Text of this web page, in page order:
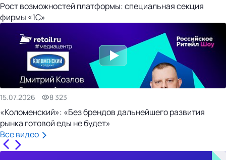
Рост возможностей платформы: специальная секция
фирмы «1С»
15.07.2026 8 323
«Коломенский»: «Без брендов дальнейшего развития
рынка готовой еды не будет»
Все видео